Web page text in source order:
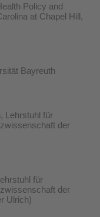
Policy and
at Chapel Hill,
Bayreuth
Lehrstuhl für
der
für
der
Ulrich)